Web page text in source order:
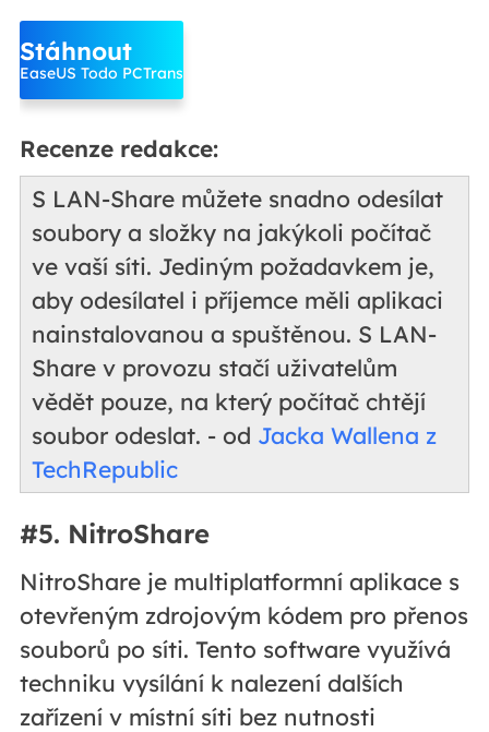
Stáhnout
EaseUS Todo PCTrans
Recenze redakce:
S LAN-Share můžete snadno odesílat
soubory a složky na jakýkoli počítač
ve vaší síti. Jediným požadavkem je,
aby odesílatel i příjemce měli aplikaci
nainstalovanou a spuštěnou. S LAN-
Share v provozu stačí uživatelům
vědět pouze, na který počítač chtějí
soubor odeslat. - od Jacka Wallena z
TechRepublic
#5. NitroShare
NitroShare je multiplatformní aplikace s
otevřeným zdrojovým kódem pro přenos
souborů po síti. Tento software využívá
techniku vysílání k nalezení dalších
zařízení v místní síti bez nutnosti